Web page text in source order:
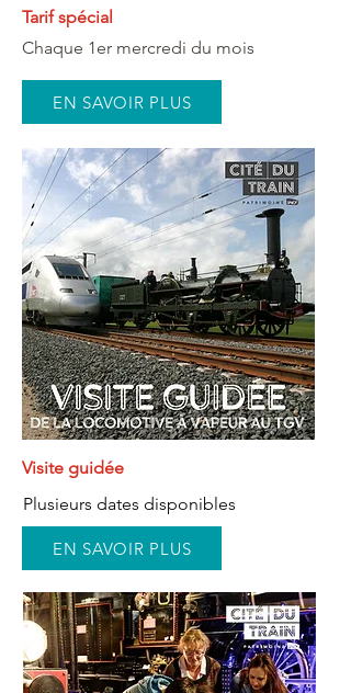
Tarif spécial
Chaque 1er mercredi du mois
EN SAVOIR PLUS
Visite guidée
Plusieurs dates disponibles
EN SAVOIR PLUS